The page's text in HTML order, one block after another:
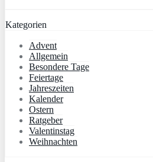
Kategorien
Advent
Allgemein
Besondere Tage
Feiertage
Jahreszeiten
Kalender
Ostern
Ratgeber
Valentinstag
Weihnachten